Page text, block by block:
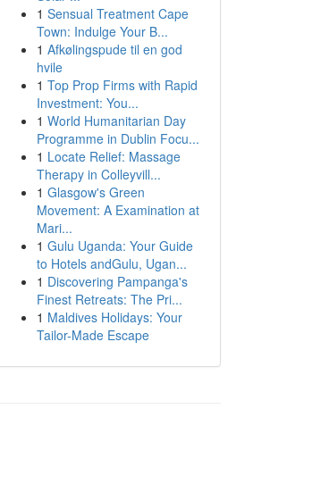
1 Sensual Treatment Cape
Town: Indulge Your B...
1 Afkølingspude til en god
hvile
1 Top Prop Firms with Rapid
Investment: You...
1 World Humanitarian Day
Programme in Dublin Focu...
1 Locate Relief: Massage
Therapy in Colleyvill...
1 Glasgow's Green
Movement: A Examination at
Mari...
1 Gulu Uganda: Your Guide
to Hotels andGulu, Ugan...
1 Discovering Pampanga's
Finest Retreats: The Pri...
1 Maldives Holidays: Your
Tailor-Made Escape